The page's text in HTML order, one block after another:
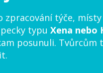
zpracování týče,
typu Xena nebo
posunuli.